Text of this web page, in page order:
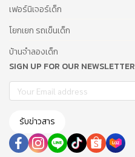
เฟอร์นิเจอร์เด็ก
โยกเยก รถเข็นเด็ก
บ้านจำลองเด็ก
SIGN UP FOR OUR NEWSLETTER
รับข่าวสาร